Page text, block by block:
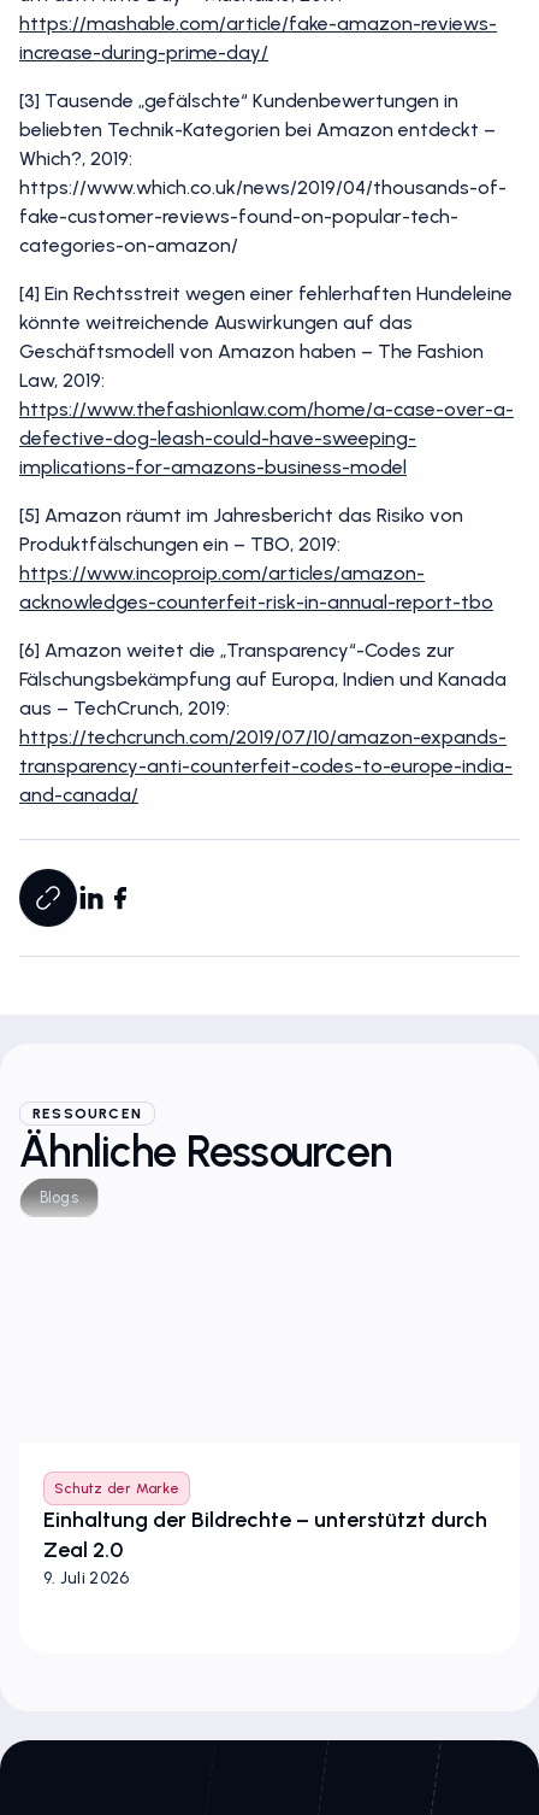
https://mashable.com/article/fake-amazon-reviews-
increase-during-prime-day/
[3] Tausende „gefälschte“ Kundenbewertungen in
beliebten Technik-Kategorien bei Amazon entdeckt –
Which?, 2019:
https://www.which.co.uk/news/2019/04/thousands-of-
fake-customer-reviews-found-on-popular-tech-
categories-on-amazon/
[4] Ein Rechtsstreit wegen einer fehlerhaften Hundeleine
könnte weitreichende Auswirkungen auf das
Geschäftsmodell von Amazon haben – The Fashion
Law, 2019:
https://www.thefashionlaw.com/home/a-case-over-a-
defective-dog-leash-could-have-sweeping-
implications-for-amazons-business-model
[5] Amazon räumt im Jahresbericht das Risiko von
Produktfälschungen ein – TBO, 2019:
https://www.incoproip.com/articles/amazon-
acknowledges-counterfeit-risk-in-annual-report-tbo
[6] Amazon weitet die „Transparency“-Codes zur
Fälschungsbekämpfung auf Europa, Indien und Kanada
aus – TechCrunch, 2019:
https://techcrunch.com/2019/07/10/amazon-expands-
transparency-anti-counterfeit-codes-to-europe-india-
and-canada/
RESSOURCEN
Ähnliche Ressourcen
Blogs
Schutz der Marke
Einhaltung der Bildrechte – unterstützt durch
Zeal 2.0
9. Juli 2026